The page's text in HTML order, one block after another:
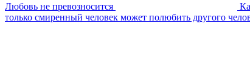
Любовь не превозносится
только смиренный человек может полюбить другого